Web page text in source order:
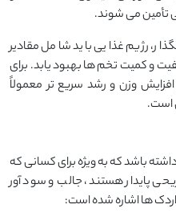
تأمین می ‌شوند.
رژیم غذایی باید شامل مقادیر
و کمیت تخم‌ ها بهبود یابد. برای
وزن و رشد سریع ‌تر معمولاً
است.
باشد که به ‌ویژه برای کسانی که
پایدار هستند، جالب و سود آور
اردک ‌ها اشاره شده است: